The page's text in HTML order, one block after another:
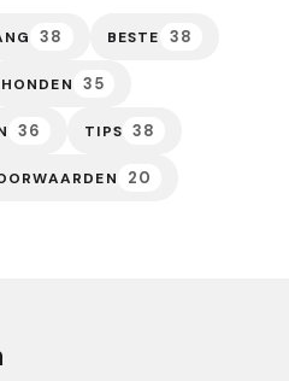
38 BESTE 38
HONDEN 35
36 TIPS 38
20